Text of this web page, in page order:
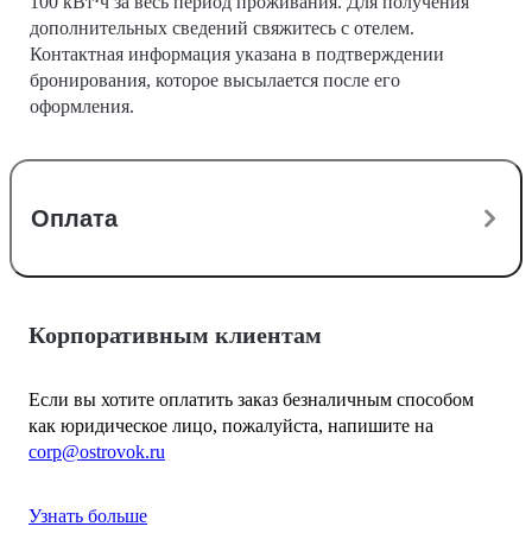
дополнительных сведений свяжитесь с отелем.
Контактная информация указана в подтверждении
бронирования, которое высылается после его
оформления.
Оплата
Корпоративным клиентам
Если вы хотите оплатить заказ безналичным способом
как юридическое лицо, пожалуйста, напишите на
corp@ostrovok.ru
Узнать больше